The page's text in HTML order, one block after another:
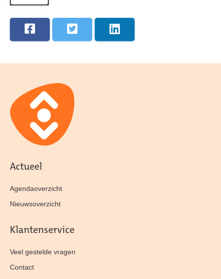
Actueel
Agendaoverzicht
Nieuwsoverzicht
Klantenservice
Veel gestelde vragen
Contact